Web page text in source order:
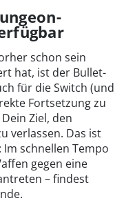
schon sein
hat, ist der Bullet-
für die Switch (und
Fortsetzung zu
Ziel, den
verlassen. Das ist
schnellen Tempo
gegen eine
– findest